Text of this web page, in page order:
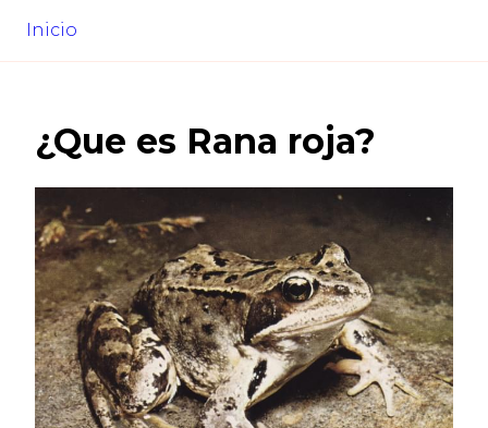
Inicio
¿Que es Rana roja?